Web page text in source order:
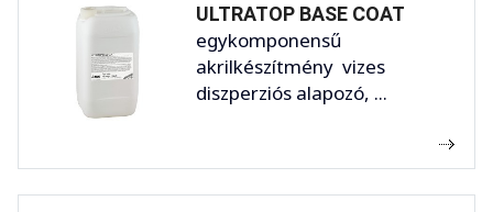
ULTRATOP BASE COAT
egykomponensű
akrilkészítmény vizes
diszperziós alapozó, ...